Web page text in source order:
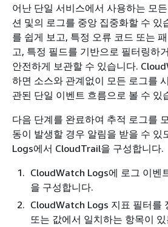
어난 단일 서비스에서 사용하는 모
션 및의 로그를 중앙 집중화할 수 있
를 쉽게 보고, 특정 오류 코드 또는
고, 특정 필드를 기반으로 필터링하
안전하게 보관할 수 있습니다.
하면 소스와 관계없이 모든 로그를
관된 단일 이벤트 흐름으로 볼 수 있
다음 단계를 완료하여 추적 로그를
동이 발생할 경우 알림을 받을 수 있
Logs에서 CloudTrail을 구성합니다.
CloudWatch Logs에 로그 이벤
을 구성합니다.
CloudWatch Logs 지표 필터를
또는 값에서 일치하는 항목이